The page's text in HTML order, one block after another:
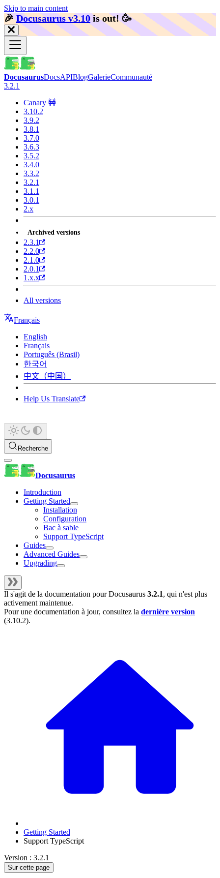
Skip to main content
🎉️Docusaurus v3.10 is out! 🥳️
DocusaurusDocsAPIBlogGalerieCommunauté
3.2.1
Canary 🚧
3.10.2
3.9.2
3.8.1
3.7.0
3.6.3
3.5.2
3.4.0
3.3.2
3.2.1
3.1.1
3.0.1
2.x
Archived versions
2.3.1
2.2.0
2.1.0
2.0.1
1.x.x
All versions
Français
English
Français
Português (Brasil)
한국어
中文（中国）
Help Us Translate
Recherche
Docusaurus
Introduction
Getting Started
Installation
Configuration
Bac à sable
Support TypeScript
Guides
Advanced Guides
Upgrading
Il s'agit de la documentation pourDocusaurus 3.2.1, qui n'est plus
activement maintenue.
Pour une documentation à jour, consultez la dernière version
(3.10.2).
Getting Started
Support TypeScript
Version : 3.2.1
Sur cette page